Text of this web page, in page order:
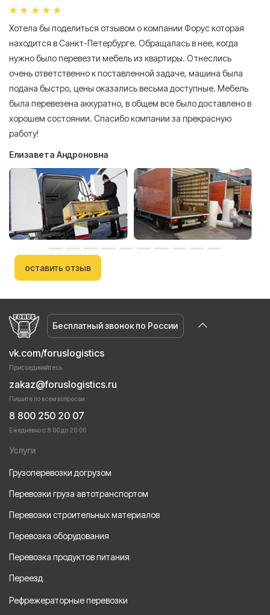
Хотела бы поделиться отзывом о компании Форус которая
находится в Санкт-Петербурге. Обращалась в нее, когда
нужно было перевезти мебель из квартиры. Отнеслись
очень ответственно к поставленной задаче, машина была
подана быстро, цены оказались весьма доступные. Мебель
была перевезена аккуратно, в общем все было доставлено в
хорошем состоянии. Спасибо компании за прекрасную
работу!
Елизавета Андроновна
оставить отзыв
Бесплатный звонок по России
vk.com/foruslogistics
Присоединяйтесь
zakaz@foruslogistics.ru
Пишите по всем вопросаи
8 800 250 20 07
Ежедневно с 8:00 до 20:00
Услуги
Грузоперевозки догрузом
Перевозки груза автотранспортом
Перевозки строительных материалов
Перевозка оборудования
Перевозка продуктов питания
Переезд
Рефрежераторные перевозки